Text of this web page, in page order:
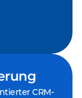
CRM-